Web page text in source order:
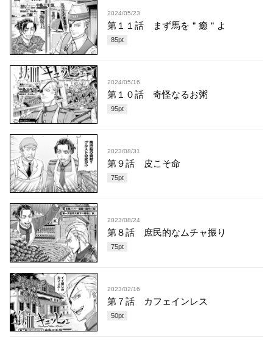
2024/05/23
第１１話 まず馬を＂癒＂よ
85pt
2024/05/16
第１０話 奇怪なるお粥
95pt
2023/08/31
第９話 皮こそ命
75pt
2023/08/24
第８話 庶民的なムチャ振り
75pt
2023/02/16
第７話 カフェインレス
50pt